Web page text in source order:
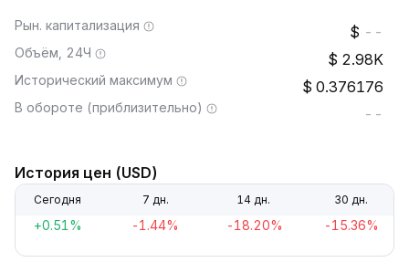
Рын. капитализация --
Объём, 24Ч 2.98K
Исторический максимум 0.376176
В обороте (приблизительно) --
История цен (USD)
Сегодня 7 дн. 14 дн. 30 дн.
+0.51% -1.44% -18.20% -15.36%